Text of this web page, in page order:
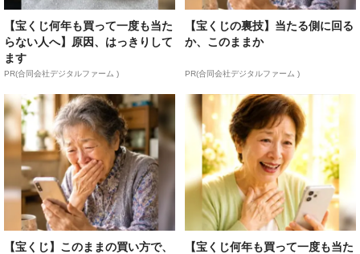
【宝くじ何年も買って一度も当た
らない人へ】原因、はっきりして
ます
PR(合同会社デジタルファーム )
【宝くじの裏技】当たる側に回る
か、このままか
PR(合同会社デジタルファーム )
【宝くじ】このままの買い方で、
【宝くじ何年も買って一度も当た